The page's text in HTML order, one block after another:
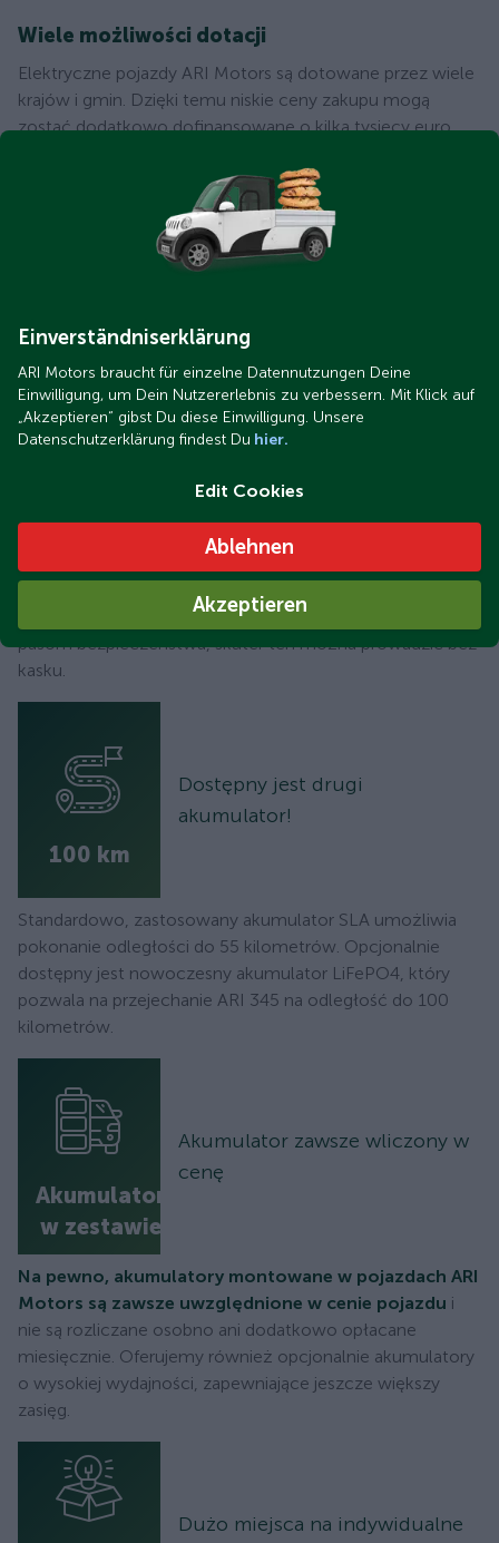
Wiele możliwości dotacji
Elektryczne pojazdy ARI Motors są dotowane przez wiele
krajów i gmin. Dzięki temu niskie ceny zakupu mogą
zostać dodatkowo dofinansowane o kilka tysięcy euro.
możliwości dofinansowania. Dowiedz się więcej o
możliwościach dofinansowania i zaoszczędź jeszcze
Zwinny skuter ładunkowy z
platformą
ARI Motors oferuje zwinny skuter ładunkowy ARI 345 z
może być prowadzony z uprawnieniami do jazdy
skuterem. Dzięki dachu kabinowemu i 3-punktowym
pasom bezpieczeństwa, skuter ten można prowadzić bez
kasku.
100 km
Dostępny jest drugi
akumulator!
Standardowo, zastosowany akumulator SLA umożliwia
pokonanie odległości do 55 kilometrów. Opcjonalnie
dostępny jest nowoczesny akumulator LiFePO4, który
pozwala na przejechanie ARI 345 na odległość do 100
kilometrów.
Akumulator
w zestawie
Akumulator zawsze wliczony w
cenę
Na pewno, akumulatory montowane w pojazdach ARI
Motors są zawsze uwzględnione w cenie pojazdu i
nie są rozliczane osobno ani dodatkowo opłacane
miesięcznie. Oferujemy również opcjonalnie akumulatory
o wysokiej wydajności, zapewniające jeszcze większy
zasięg.
Dużo miejsca na indywidualne
Einverständniserklärung
ARI Motors braucht für einzelne Datennutzungen Deine
Einwilligung, um Dein Nutzererlebnis zu verbessern. Mit Klick auf
„Akzeptieren“ gibst Du diese Einwilligung. Unsere
Datenschutzerklärung findest Du hier.
Edit Cookies
Ablehnen
Akzeptieren